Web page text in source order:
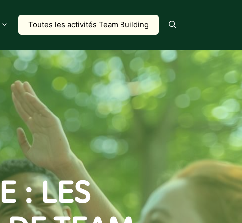
Toutes les activités Team Building
: LES